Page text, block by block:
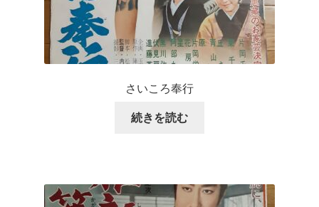
さいころ奉行
続きを読む